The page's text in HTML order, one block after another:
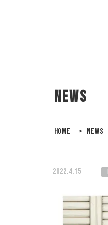
news
HOME > NEWS
2022.4.15